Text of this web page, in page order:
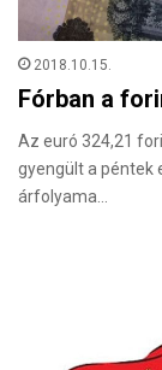
2018.10.15.
Fórban a
Az euró 324,21
gyengült a péntek
árfolyama…